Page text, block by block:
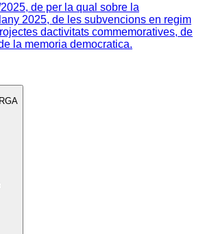
de per la qual sobre la
2025, de les subvencions en regim
dactivitats commemoratives, de
la memoria democratica.